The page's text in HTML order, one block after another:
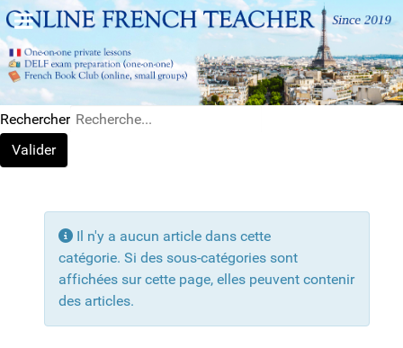
Rechercher
Valider
Info
Il n'y a aucun article dans cette
catégorie. Si des sous-catégories sont
affichées sur cette page, elles peuvent contenir
des articles.